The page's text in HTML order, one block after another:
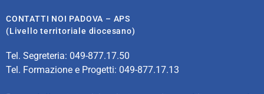
CONTATTI NOI PADOVA – APS
(Livello territoriale diocesano)
Tel. Segreteria: 049-877.17.50
Tel. Formazione e Progetti: 049-877.17.13